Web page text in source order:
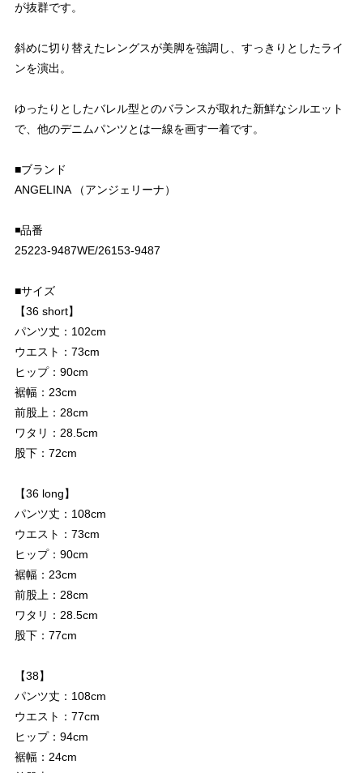
が抜群です。
斜めに切り替えたレングスが美脚を強調し、すっきりとしたライ
ンを演出。
ゆったりとしたバレル型とのバランスが取れた新鮮なシルエット
で、他のデニムパンツとは一線を画す一着です。
■ブランド
ANGELINA （アンジェリーナ）
◾️品番
25223-9487WE/26153-9487
■サイズ
【36 short】
パンツ丈：102cm
ウエスト：73cm
ヒップ：90cm
裾幅：23cm
前股上：28cm
ワタリ：28.5cm
股下：72cm
【36 long】
パンツ丈：108cm
ウエスト：73cm
ヒップ：90cm
裾幅：23cm
前股上：28cm
ワタリ：28.5cm
股下：77cm
【38】
パンツ丈：108cm
ウエスト：77cm
ヒップ：94cm
裾幅：24cm